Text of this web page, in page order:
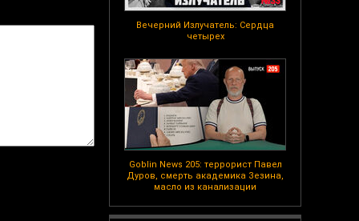
Вечерний Излучатель: Сердца
четырех
Goblin News 205: террорист Павел
Дуров, смерть академика Зезина,
масло из канализации